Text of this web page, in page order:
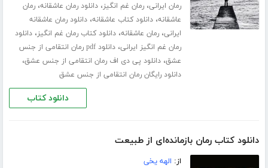
رمان ایرانی،رمان غم انگیز،دانلود رمان عاشقانه،رمان
عاشقانه،دانلود کتاب عاشقانه،دانلود رمان عاشقانه
ایرانی،رمان عاشقانه،دانلود کتاب رمان غم انگیز،دانلود
رمان غم انگیز ایرانی،
دانلود pdf رمان انتقامی از جنس
عشق،دانلود پی دی اف رمان انتقامی از جنس عشق،
دانلود رایگان رمان انتقامی از جنس عشق
دانلود کتاب
دانلود کتاب رمان بازمانده‌ای از طبیعت
از: الهه یخی